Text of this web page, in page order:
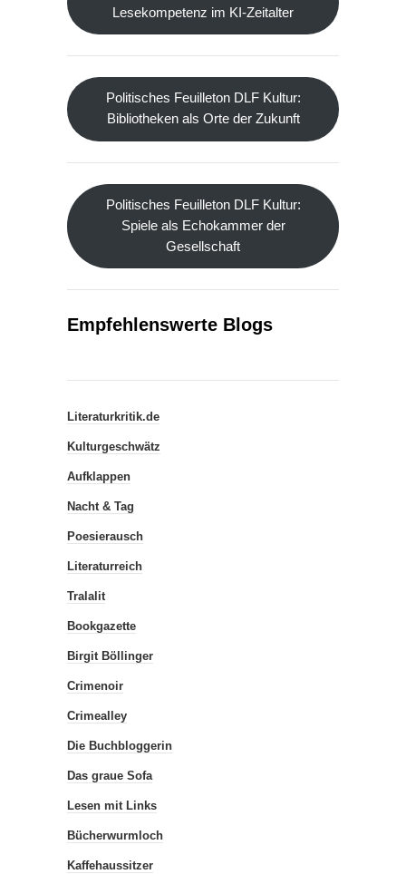
Lesekompetenz im KI-Zeitalter
Politisches Feuilleton DLF Kultur:
Bibliotheken als Orte der Zukunft
Politisches Feuilleton DLF Kultur:
Spiele als Echokammer der
Gesellschaft
Empfehlenswerte Blogs
Literaturkritik.de
Kulturgeschwätz
Aufklappen
Nacht & Tag
Poesierausch
Literaturreich
Tralalit
Bookgazette
Birgit Böllinger
Crimenoir
Crimealley
Die Buchbloggerin
Das graue Sofa
Lesen mit Links
Bücherwurmloch
Kaffehaussitzer